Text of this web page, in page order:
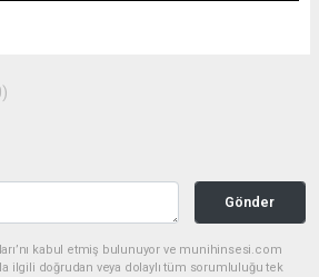
Gönder
kabul etmiş bulunuyor ve munihinsesi.com
ilgili doğrudan veya dolaylı tüm sorumluluğu tek